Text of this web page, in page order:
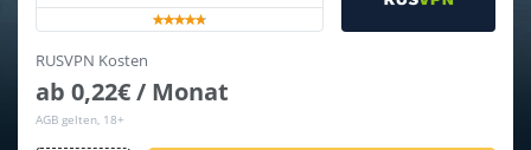
RUSVPN Kosten
ab 0,22€ / Monat
AGB gelten, 18+